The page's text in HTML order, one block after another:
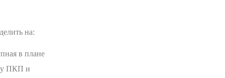
на:
в плане
ПКП и